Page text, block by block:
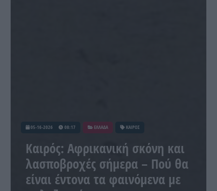
05-16-2026 08:17 ΕΛΛΑΔΑ ΚΑΙΡΟΣ
Καιρός: Αφρικανική σκόνη και
λασποβροχές σήμερα – Πού θα
είναι έντονα τα φαινόμενα με